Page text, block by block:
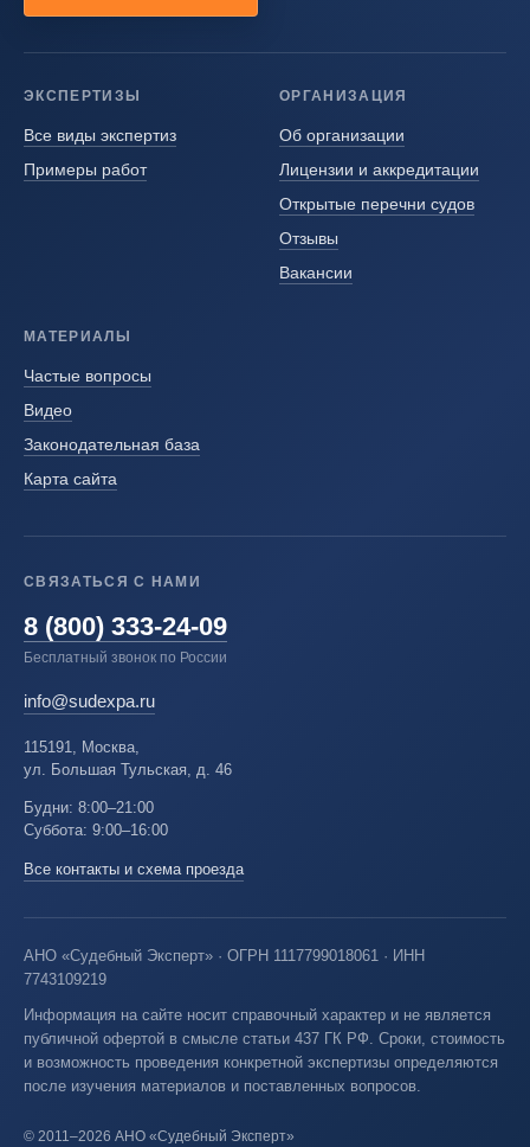
ЭКСПЕРТИЗЫ
Все виды экспертиз
Примеры работ
ОРГАНИЗАЦИЯ
Об организации
Лицензии и аккредитации
Открытые перечни судов
Отзывы
Вакансии
МАТЕРИАЛЫ
Частые вопросы
Видео
Законодательная база
Карта сайта
СВЯЗАТЬСЯ С НАМИ
8 (800) 333-24-09
Бесплатный звонок по России
info@sudexpa.ru
115191, Москва,
ул. Большая Тульская, д. 46
Будни: 8:00–21:00
Суббота: 9:00–16:00
Все контакты и схема проезда
АНО «Судебный Эксперт» · ОГРН 1117799018061 · ИНН
7743109219
Информация на сайте носит справочный характер и не является
публичной офертой в смысле статьи 437 ГК РФ. Сроки, стоимость
и возможность проведения конкретной экспертизы определяются
после изучения материалов и поставленных вопросов.
© 2011–2026 АНО «Судебный Эксперт»